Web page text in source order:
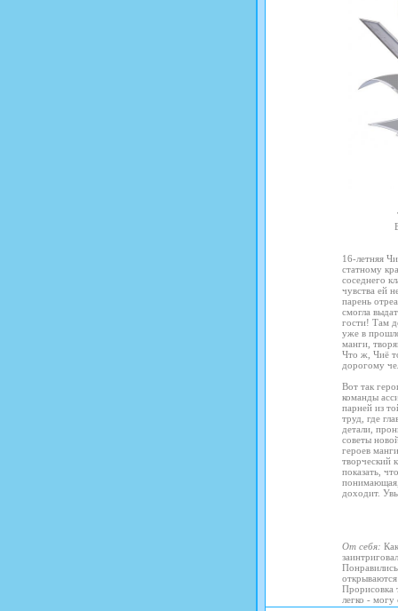
16-летняя
статному
соседнего
чувства ей
парень
смогла
гости! Там
уже в
манги,
Что ж, Чиё
дорогому
Вот так
команды
парней из
труд, где
детали,
советы
героев
творческий
показать,
доходит.
От себя:
Прорисовка
легко - могу